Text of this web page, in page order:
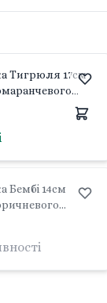
Тигрюля 17см
the Pooh
Бембі 14см
PDP2200105